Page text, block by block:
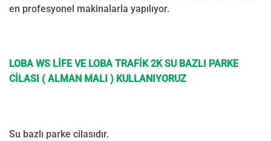
en profesyonel makinalarla yapılıyor.
LOBA WS LİFE VE LOBA TRAFİK 2K SU BAZLI PARKE
CİLASI ( ALMAN MALI ) KULLANIYORUZ
Su bazlı parke cilasıdır.